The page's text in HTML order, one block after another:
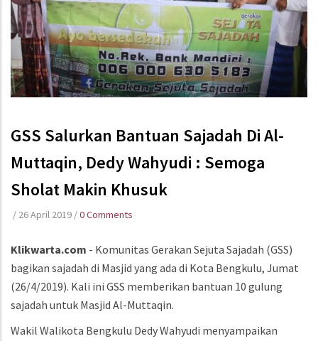
GSS Salurkan Bantuan Sajadah Di Al-
Muttaqin, Dedy Wahyudi : Semoga
Sholat Makin Khusuk
/ 26 April 2019 /0 Comments
Klikwarta.com - Komunitas Gerakan Sejuta Sajadah (GSS)
bagikan sajadah di Masjid yang ada di Kota Bengkulu, Jumat
(26/4/2019). Kali ini GSS memberikan bantuan 10 gulung
sajadah untuk Masjid Al-Muttaqin.
Wakil Walikota Bengkulu Dedy Wahyudi menyampaikan